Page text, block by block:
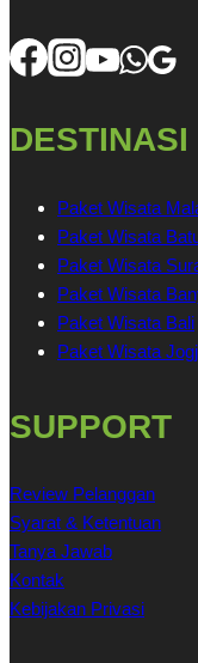
DESTINASI
Paket Wisata
Paket Wisata
Paket Wisata
Paket Wisata
Paket Wisata Bali
Paket Wisata
SUPPORT
Review Pelanggan
Syarat & Ketentuan
Tanya Jawab
Kontak
Kebijakan Privasi